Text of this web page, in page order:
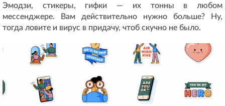
Эмодзи, стикеры, гифки — их тонны в любом
мессенджере. Вам действительно нужно больше? Ну,
тогда ловите и вирус в придачу, чтоб скучно не было.